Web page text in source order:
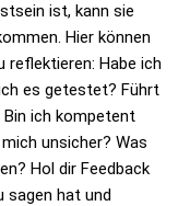
ist, kann sie
Hier können
reflektieren: Habe ich
es getestet? Führt
Bin ich kompetent
unsicher? Was
Hol dir Feedback
sagen hat und